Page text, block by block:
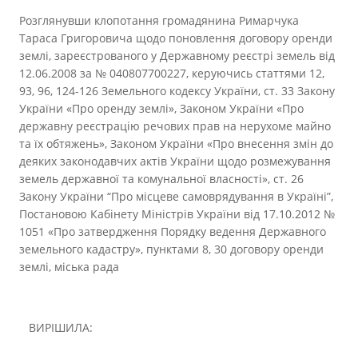
Розглянувши клопотання громадянина Римарчука
Тараса Григоровича щодо поновлення договору оренди
землі, зареєстрованого у Державному реєстрі земель від
12.06.2008 за № 040807700227, керуючись статтями 12,
93, 96, 124-126 Земельного кодексу України, ст. 33 Закону
України «Про оренду землі», Законом України «Про
державну реєстрацію речових прав на нерухоме майно
та їх обтяжень», Законом України «Про внесення змін до
деяких законодавчих актів України щодо розмежування
земель державної та комунальної власності», ст. 26
Закону України “Про місцеве самоврядування в Україні”,
Постановою Кабінету Міністрів України від 17.10.2012 №
1051 «Про затвердження Порядку ведення Державного
земельного кадастру», пунктами 8, 30 договору оренди
землі, міська рада
ВИРІШИЛА: